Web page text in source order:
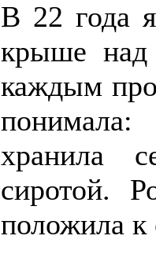
В 22 года
крыше над
каждым
хранила
сиротой.
положила к